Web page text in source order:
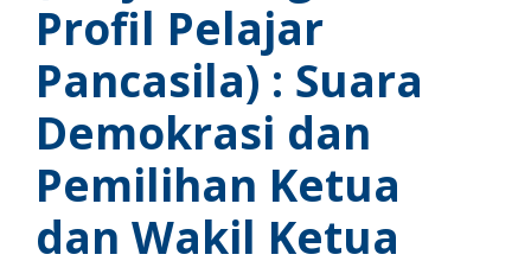
Profil Pelajar
Pancasila) : Suara
Demokrasi dan
Pemilihan Ketua
dan Wakil Ketua